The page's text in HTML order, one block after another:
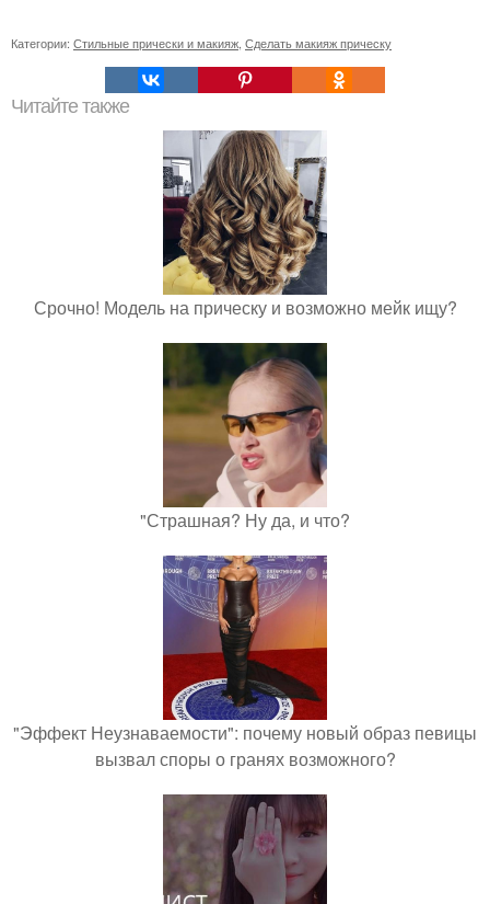
Категории: Стильные прически и макияж Сделать макияж прическу
Читайте также
Срочно! Модель на прическу и возможно мейк ищу?
"Страшная? Ну да, и что?
"Эффект Неузнаваемости": почему новый образ певицы
вызвал споры о гранях возможного?